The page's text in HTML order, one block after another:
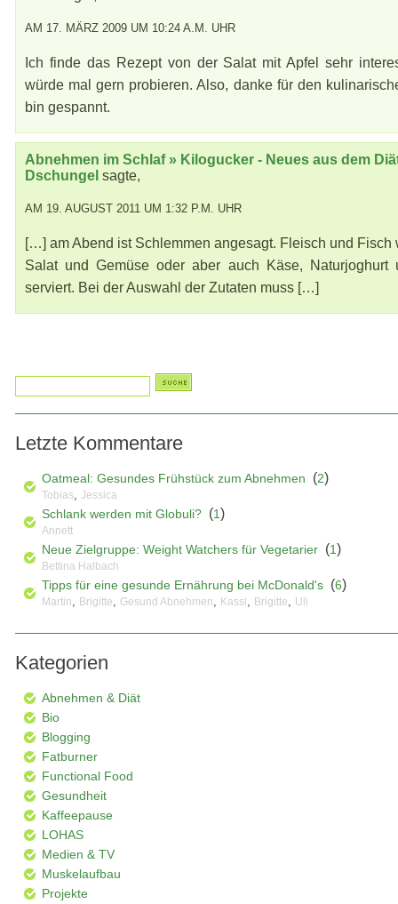
AM 17. MÄRZ 2009 UM 10:24 A.M. UHR
Ich finde das Rezept von der Salat mit Apfel sehr
würde mal gern probieren. Also, danke für den
bin gespannt.
Abnehmen im Schlaf » Kilogucker - Neues aus dem
Dschungel sagte,
AM 19. AUGUST 2011 UM 1:32 P.M. UHR
[…] am Abend ist Schlemmen angesagt. Fleisch und Fisch
Salat und Gemüse oder aber auch Käse, Naturjoghurt
serviert. Bei der Auswahl der Zutaten muss […]
Letzte Kommentare
Oatmeal: Gesundes Frühstück zum Abnehmen (2)
Tobias Jessica
Schlank werden mit Globuli? (1)
Annett
Neue Zielgruppe: Weight Watchers für Vegetarier (1)
Bettina Halbach
Tipps für eine gesunde Ernährung bei McDonald's (6)
Martin Brigitte Gesund Abnehmen Kassl Brigitte Uli
Kategorien
Abnehmen & Diät
Bio
Blogging
Fatburner
Functional Food
Gesundheit
Kaffeepause
LOHAS
Medien & TV
Muskelaufbau
Projekte